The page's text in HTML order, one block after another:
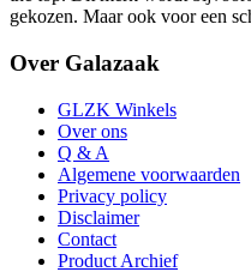
gekozen. Maar ook voor een
Over Galazaak
GLZK Winkels
Over ons
Q & A
Algemene voorwaarden
Privacy policy
Disclaimer
Contact
Product Archief